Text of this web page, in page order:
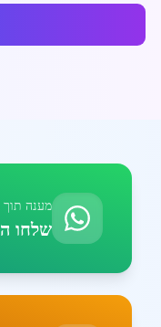
מענה תוך
שלחו